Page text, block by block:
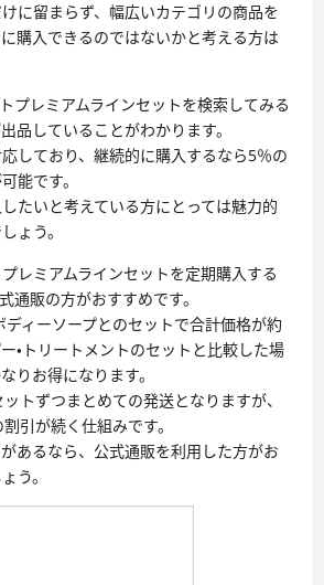
に留まらず、幅広いカテゴリの商品を
購入できるのではないかと考える方は
プレミアムラインセットを検索してみる
品していることがわかります。
しており、継続的に購入するなら5％の
能です。
たいと考えている方にとっては魅力的
ょう。
レミアムラインセットを定期購入する
通販の方がおすすめです。
ディーソープとのセットで合計価格が約
・トリートメントのセットと比較した場
りお得になります。
トずつまとめての発送となりますが、
引が続く仕組みです。
あるなら、公式通販を利用した方がお
う。